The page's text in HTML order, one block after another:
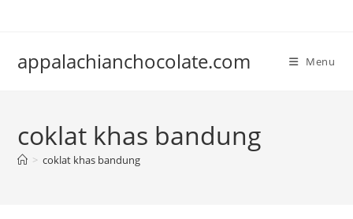
appalachianchocolate.com Menu
coklat khas bandung
> coklat khas bandung